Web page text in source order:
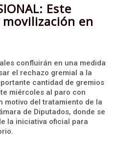
Este
en
confluirán en una medida
el rechazo gremial a la
cantidad de gremios
miércoles al paro con
motivo del tratamiento de la
de Diputados, donde se
la iniciativa oficial para